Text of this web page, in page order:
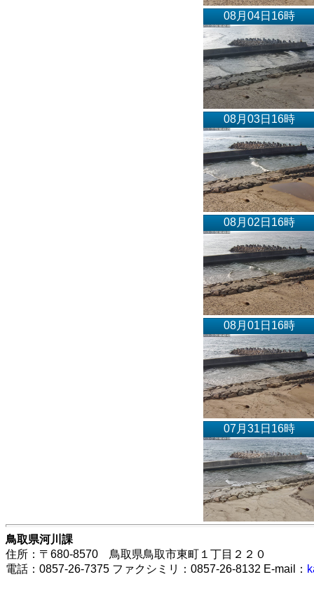
08月04日16時
08月03日16時
08月02日16時
08月01日16時
07月31日16時
鳥取県河川課
住所：〒680-8570 鳥取県鳥取市東町１丁目２２０
電話：0857-26-7375 ファクシミリ：0857-26-8132 E-mail：